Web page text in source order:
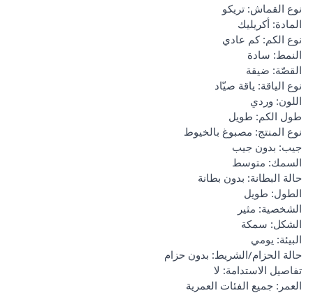
نوع القماش: تريكو
المادة: أكريليك
نوع الكم: كم عادي
النمط: سادة
القصّة: ضيقة
نوع الياقة: ياقة صيّاد
اللون: وردي
طول الكم: طويل
نوع المنتج: مصبوغ بالخيوط
جيب: بدون جيب
السمك: متوسط
حالة البطانة: بدون بطانة
الطول: طويل
الشخصية: مثير
الشكل: سمكة
البيئة: يومي
حالة الحزام/الشريط: بدون حزام
تفاصيل الاستدامة: لا
العمر: جميع الفئات العمرية